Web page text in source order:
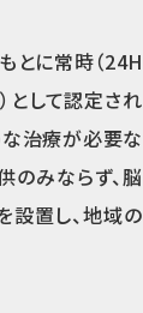
とに常時（24H
として認定され
な治療が必要な
のみならず、脳
置し、地域の